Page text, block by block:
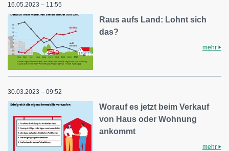
16.05.2023 – 11:55
Raus aufs Land: Lohnt sich
das?
mehr
30.03.2023 – 09:52
Worauf es jetzt beim Verkauf
von Haus oder Wohnung
ankommt
mehr